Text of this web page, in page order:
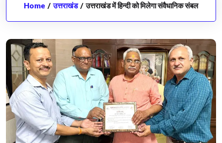
Home / उत्तराखंड / उत्तराखंड में हिन्दी को मिलेगा संवैधानिक संबल